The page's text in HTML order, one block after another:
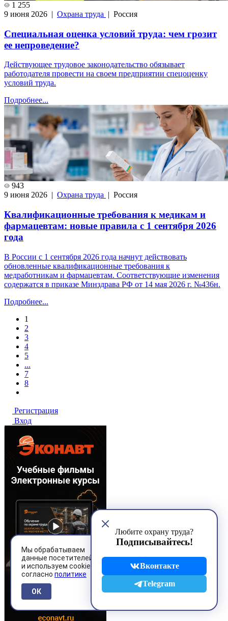
1 255
9 июня 2026 | Охрана труда | Россия
Специальная оценка условий труда: чем грозит
ее непроведение?
Действующее трудовое законодательство обязывает
работодателя провести на своем предприятии спецоценку
условий труда.
Подробнее...
943
9 июня 2026 | Охрана труда | Россия
Квалификационные требования к медикам и
фармацевтам: новые правила с 1 сентября 2026
года
В России с 1 сентября 2026 года начнут действовать
обновленные квалификационные требования к
медработникам и фармацевтам. Соответствующие изменения
содержатся в приказе Минздрава РФ от 14 мая 2026 г. №436н.
Подробнее...
1
2
3
4
5
...
7
8
Регистрация
Вход
Мы обрабатываем
данные посетителей
и используем cookies
согласно политике
ОК
Любите охрану труда?
Подписывайтесь!
Вконтакте
Telegram